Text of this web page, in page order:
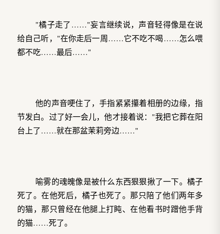
"橘子走了……"妄言继续说，声音轻得像是在说
给自己听，"在你走后一周……它不吃不喝……怎么喂
都不吃……最后……"
他的声音哽住了，手指紧紧攥着相册的边缘，指
节发白。过了好一会儿，他才接着说："我把它葬在阳
台上了……就在那盆茉莉旁边……"
喻雾的魂魄像是被什么东西狠狠揪了一下。橘子
死了。在他死后，橘子也死了。那只陪了他们两年多
的猫，那只曾经在他腿上打盹、在他看书时蹭他手背
的猫……死了。